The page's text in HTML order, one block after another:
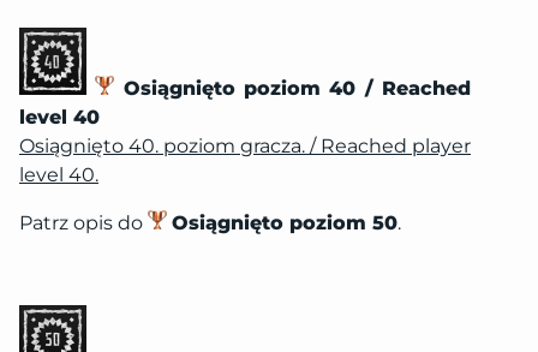
Osiągnięto poziom 40 / Reached
level 40
Osiągnięto 40. poziom gracza. / Reached player
level 40.
Patrz opis do Osiągnięto poziom 50.